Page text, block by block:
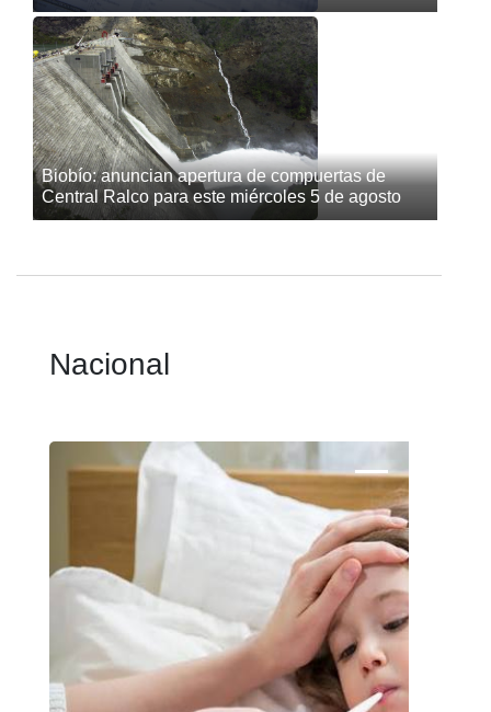
Biobío: anuncian apertura de compuertas de
Central Ralco para este miércoles 5 de agosto
Nacional